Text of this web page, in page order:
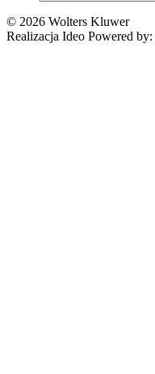
© 2026 Wolters Kluwer
Realizacja Ideo Powered by: